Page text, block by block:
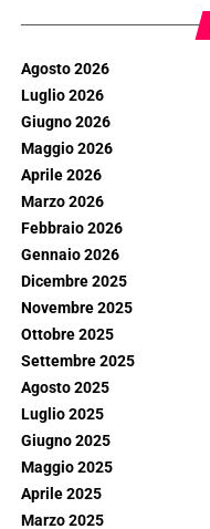
Agosto 2026
Luglio 2026
Giugno 2026
Maggio 2026
Aprile 2026
Marzo 2026
Febbraio 2026
Gennaio 2026
Dicembre 2025
Novembre 2025
Ottobre 2025
Settembre 2025
Agosto 2025
Luglio 2025
Giugno 2025
Maggio 2025
Aprile 2025
Marzo 2025